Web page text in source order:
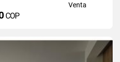
Venta
COP